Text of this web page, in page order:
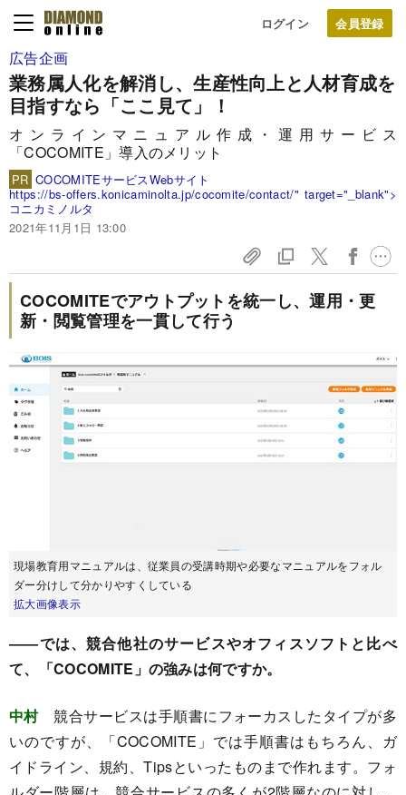
ログイン
広告企画
業務属人化を解消し、生産性向上と人材育成を
目指すなら「ここ見て」！
オンラインマニュアル作成・運用サービス
「COCOMITE」導入のメリット
PR COCOMITEサービスWebサイト
https://bs-offers.konicaminolta.jp/cocomite/contact/" target="_blank">
コニカミノルタ
2021年11月1日 13:00
COCOMITEでアウトプットを統一し、運用・更
新・閲覧管理を一貫して行う
現場教育用マニュアルは、従業員の受講時期や必要なマニュアルをフォル
ダー分けして分かりやすくしている
拡大画像表示
――では、競合他社のサービスやオフィスソフトと比べ
て、「COCOMITE」の強みは何ですか。
中村競合サービスは手順書にフォーカスしたタイプが多
いのですが、「COCOMITE」では手順書はもちろん、ガ
イドライン、規約、Tipsといったものまで作れます。フォ